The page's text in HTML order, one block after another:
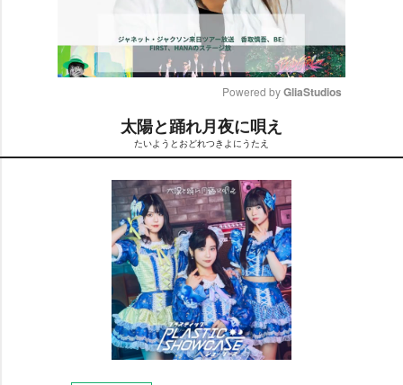
t
e
Powered by GliaStudios
太陽と踊れ月夜に唄え
たいようとおどれつきよにうたえ